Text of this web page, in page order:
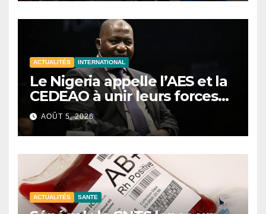
ACTUALITÉS INTERNATIONAL
Le Nigeria appelle l’AES et la
CEDEAO à unir leurs forces
contre le terrorisme
AOÛT 5, 2026
ACTUALITÉS SANTE